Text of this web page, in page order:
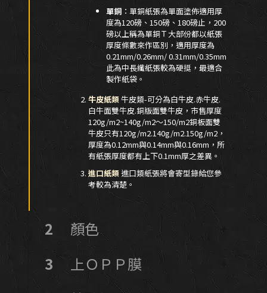
單銅：單銅紙張為單面塗佈適用厚
度為120磅、150磅、180磅止，200
磅以上稱為單銅Ｔ大部份都以紙張
厚度條數來作區別，適用厚度為
0.21mm/0.26mm/ 0.31mm/0.35mm
此為中長纖紙張較為硬挺，最適合
製作紙袋。
牛皮紙類牛皮類-可分為白牛皮.赤牛皮.
白牛面雙牛皮.銅版面雙牛皮，市售厚度
120g/m2~140g/m2～150/m2銅板面雙
牛皮只有120g/m2.140g/m2.150g/m2，
厚度為0.12mm與0.14mm與0.16mm，所
有紙張厚度都有上下0.1mm厚之差異。
進口紙類進口類紙張將會寄型錄給您參
考較為清楚。
2
顏色
3
上ＯＰＰ膜